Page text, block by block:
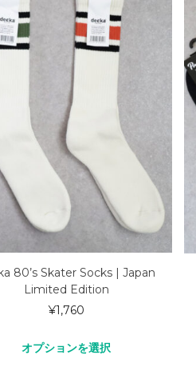
80’s Skater Socks | Japan
Limited Edition
¥1,760
オプションを選択